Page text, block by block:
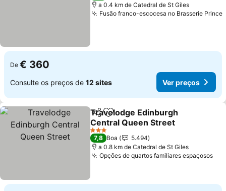
a 0.4 km de Catedral de St Giles
Fusão franco-escocesa no Brasserie Prince
De € 360
Consulte os preços de 12 sites Ver preços
PartilharAdicionar aos favoritos
Travelodge Edinburgh
Central Queen Street
3 Estrelas
7,8 Boa
5.494
a 0.8 km de Catedral de St Giles
Opções de quartos familiares espaçosos